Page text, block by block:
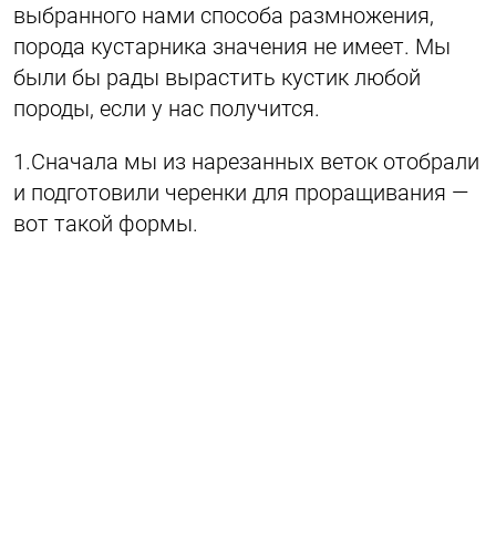
выбранного нами способа размножения,
порода кустарника значения не имеет. Мы
были бы рады вырастить кустик любой
породы, если у нас получится.
1.Сначала мы из нарезанных веток отобрали
и подготовили черенки для проращивания —
вот такой формы.